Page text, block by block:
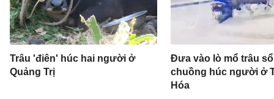
Trâu 'điên' húc hai người ở
Quảng Trị
Đưa vào lò mổ trâu
chuồng húc người ở
Hóa